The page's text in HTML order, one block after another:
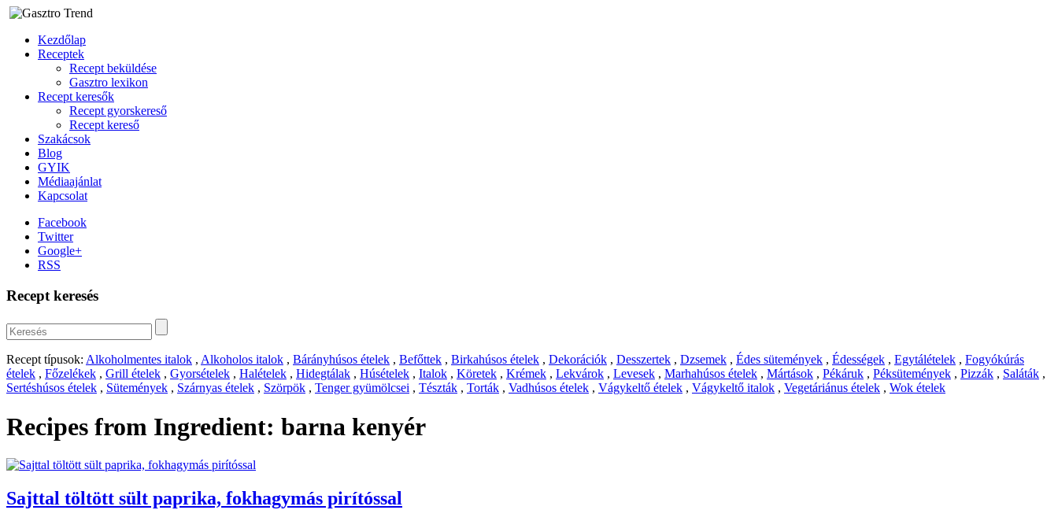
Kezdőlap
Receptek
Recept beküldése
Gasztro lexikon
Recept keresők
Recept gyorskereső
Recept kereső
Szakácsok
Blog
GYIK
Médiaajánlat
Kapcsolat
Facebook
Twitter
Google+
RSS
Recept keresés
Recept típusok: Alkoholmentes italok , Alkoholos italok , Bárányhúsos ételek , Befőttek , Birkahúsos ételek , Dekorációk , Desszertek , Dzsemek , Édes sütemények , Édességek , Egytálételek , Fogyókúrás
ételek , Főzelékek , Grill ételek , Gyorsételek , Halételek , Hidegtálak , Húsételek , Italok , Köretek , Krémek , Lekvárok , Levesek , Marhahúsos ételek , Mártások , Pékáruk , Péksütemények , Pizzák , Saláták ,
Sertéshúsos ételek , Sütemények , Szárnyas ételek , Szörpök , Tenger gyümölcsei , Tészták , Torták , Vadhúsos ételek , Vágykeltő ételek , Vágykeltő italok , Vegetáriánus ételek , Wok ételek
Recipes from Ingredient: barna kenyér
Sajttal töltött sült paprika, fokhagymás pirítóssal